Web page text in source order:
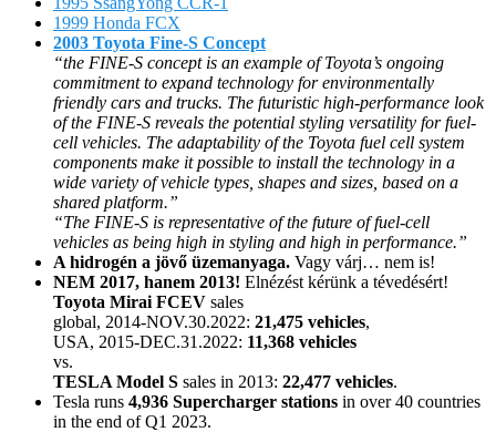
1999 Honda FCX
2003 Toyota Fine-S Concept
“the FINE-S concept is an example of Toyota’s ongoing
commitment to expand technology for environmentally
friendly cars and trucks. The futuristic high-performance look
of the FINE-S reveals the potential styling versatility for fuel-
cell vehicles. The adaptability of the Toyota fuel cell system
components make it possible to install the technology in a
wide variety of vehicle types, shapes and sizes, based on a
shared platform.”
“The FINE-S is representative of the future of fuel-cell
vehicles as being high in styling and high in performance.”
A hidrogén a jövő üzemanyaga. Vagy várj… nem is!
NEM 2017, hanem 2013! Elnézést kérünk a tévedésért!
Toyota Mirai FCEV sales
global, 2014-NOV.30.2022: 21,475 vehicles,
USA, 2015-DEC.31.2022: 11,368 vehicles
vs.
TESLA Model S sales in 2013: 22,477 vehicles.
Tesla runs 4,936 Supercharger stations in over 40 countries
in the end of Q1 2023.